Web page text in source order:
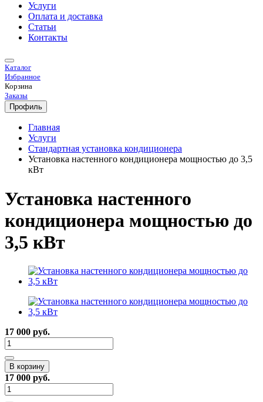
Услуги
Оплата и доставка
Статьи
Контакты
Каталог
Избранное
Корзина
Заказы
Профиль
Главная
Услуги
Стандартная установка кондиционера
Установка настенного кондиционера мощностью до 3,5
кВт
Установка настенного
кондиционера мощностью до
3,5 кВт
17 000 руб.
В корзину
17 000 руб.